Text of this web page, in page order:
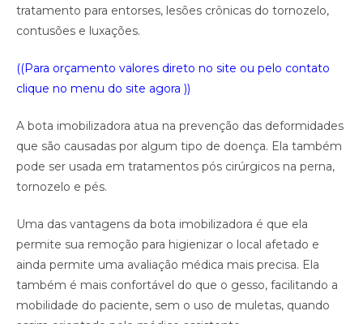
tratamento para entorses, lesões crônicas do tornozelo,
contusões e luxações.
((Para orçamento valores direto no site ou pelo contato
clique no menu do site agora ))
A bota imobilizadora atua na prevenção das deformidades
que são causadas por algum tipo de doença. Ela também
pode ser usada em tratamentos pós cirúrgicos na perna,
tornozelo e pés.
Uma das vantagens da bota imobilizadora é que ela
permite sua remoção para higienizar o local afetado e
ainda permite uma avaliação médica mais precisa. Ela
também é mais confortável do que o gesso, facilitando a
mobilidade do paciente, sem o uso de muletas, quando